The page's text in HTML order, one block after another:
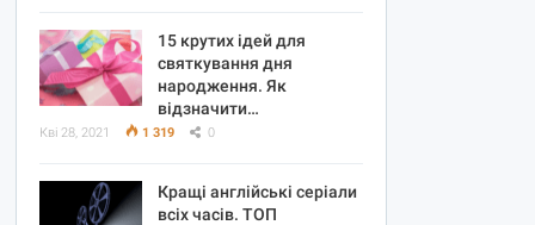
15 крутих ідей для
святкування дня
народження. Як
відзначити…
Кві 28, 2021 1 319 0
Кращі англійські серіали
всіх часів. ТОП